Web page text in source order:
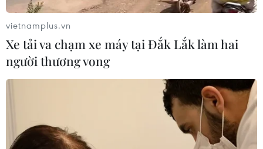
Thủ tướng động viên Olympic Việt Nam
phấn đấu giành huy chương đồng
30/08/2018 03:31
Thủ tướng cho rằng việc đội tuyển bóng đá nam
Olympic lọt vào đến vòng tứ kết là một thành tích lịch sử
của thể thao Việt Nam và bóng đá nước nhà.
vietnamplus.vn
Xe tải va chạm xe máy tại Đắk Lắk làm hai
người thương vong